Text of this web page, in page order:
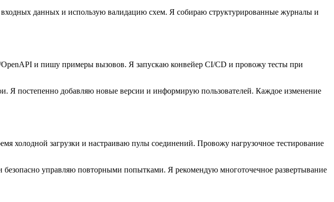
данных и использую валидацию схем. Я собираю структурированные журналы и
и пишу примеры вызовов. Я запускаю конвейер CI/CD и провожу тесты при
Я постепенно добавляю новые версии и информирую пользователей. Каждое изменение
холодной загрузки и настраиваю пулы соединений. Провожу нагрузочное тестирование
управляю повторными попытками. Я рекомендую многоточечное развертывание